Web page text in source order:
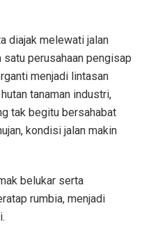
diajak melewati jalan
perusahaan pengisap
menjadi lintasan
tanaman industri,
tak begitu bersahabat
kondisi jalan makin
belukar serta
rumbia, menjadi